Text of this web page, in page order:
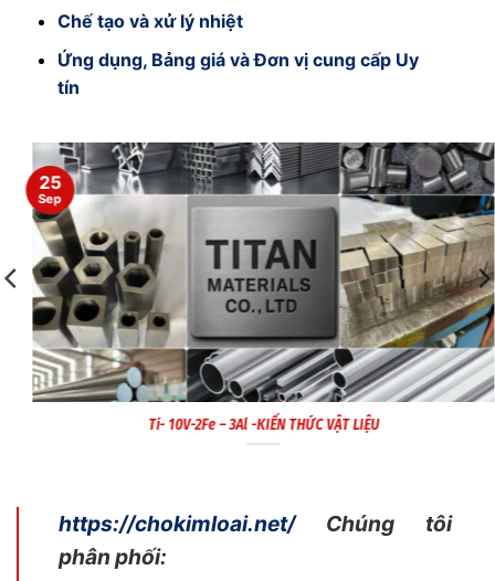
Chế tạo và xử lý nhiệt
Ứng dụng, Bảng giá và Đơn vị cung cấp Uy
tín
Ti- 10V-2Fe – 3Al -KIẾN THỨC VẬT LIỆU
25
Sep
https://chokimloai.net/Chúng tôi
phân phối: